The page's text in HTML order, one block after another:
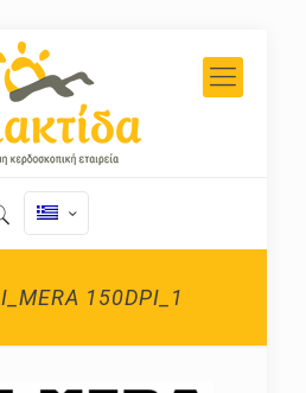
150DPI_1